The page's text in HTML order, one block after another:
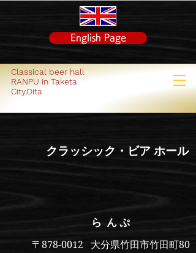
English Page
Classical beer hall
RANPU in Taketa
City,Oita
ら ん ぷ
クラッシック・ビア ホール
〒878-0012 大分県竹田市竹田町80